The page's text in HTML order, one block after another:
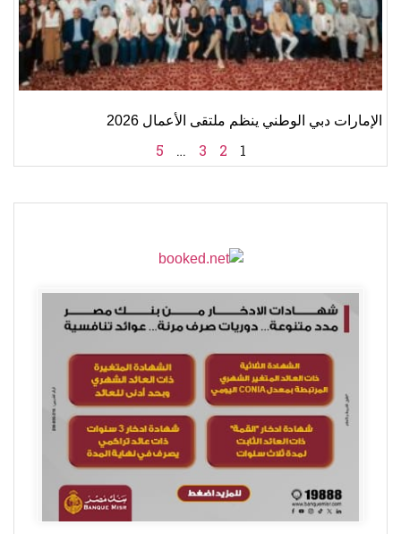
الإمارات دبي الوطني ينظم ملتقى الأعمال 2026
1
2
3
…
5